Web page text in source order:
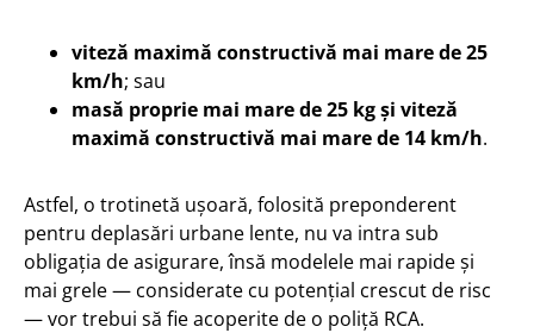
viteză maximă constructivă mai mare de 25
km/h; sau
masă proprie mai mare de 25 kg și viteză
maximă constructivă mai mare de 14 km/h.
Astfel, o trotinetă ușoară, folosită preponderent
pentru deplasări urbane lente, nu va intra sub
obligația de asigurare, însă modelele mai rapide și
mai grele — considerate cu potențial crescut de risc
— vor trebui să fie acoperite de o poliță RCA.